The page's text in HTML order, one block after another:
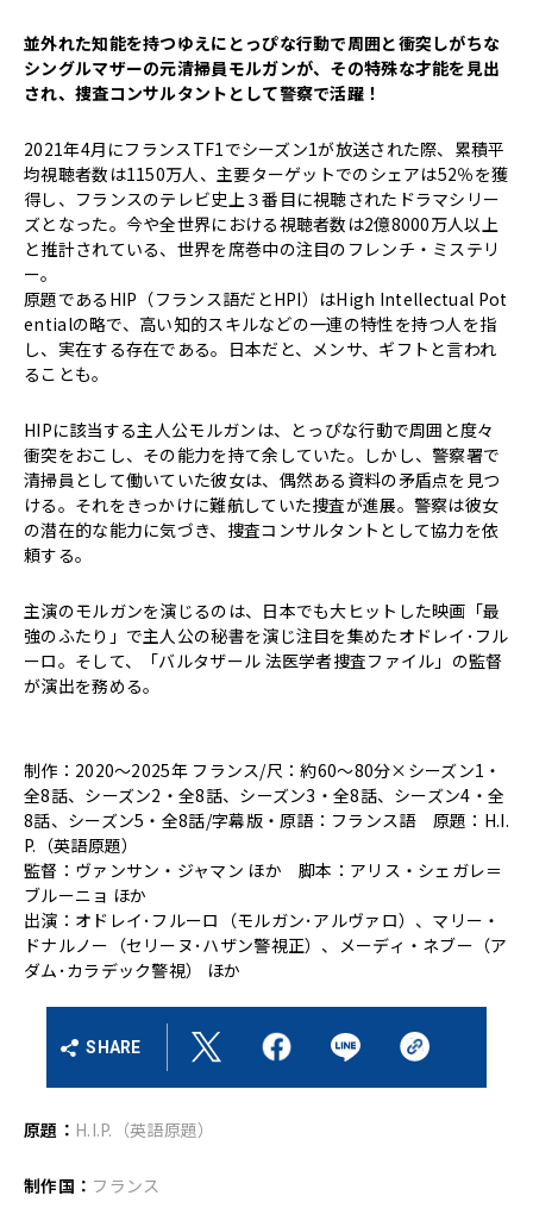
並外れた知能を持つゆえにとっぴな行動で周囲と衝突しがちな
シングルマザーの元清掃員モルガンが、その特殊な才能を見出
され、捜査コンサルタントとして警察で活躍！
2021年4月にフランスTF1でシーズン1が放送された際、累積平
均視聴者数は1150万人、主要ターゲットでのシェアは52％を獲
得し、フランスのテレビ史上３番目に視聴されたドラマシリー
ズとなった。今や全世界における視聴者数は2億8000万人以上
と推計されている、世界を席巻中の注目のフレンチ・ミステリ
ー。
原題であるHIP（フランス語だとHPI）はHigh Intellectual Pot
entialの略で、高い知的スキルなどの一連の特性を持つ人を指
し、実在する存在である。日本だと、メンサ、ギフトと言われ
ることも。
HIPに該当する主人公モルガンは、とっぴな行動で周囲と度々
衝突をおこし、その能力を持て余していた。しかし、警察署で
清掃員として働いていた彼女は、偶然ある資料の矛盾点を見つ
ける。それをきっかけに難航していた捜査が進展。警察は彼女
の潜在的な能力に気づき、捜査コンサルタントとして協力を依
頼する。
主演のモルガンを演じるのは、日本でも大ヒットした映画「最
強のふたり」で主人公の秘書を演じ注目を集めたオドレイ･フル
ーロ。そして、「バルタザール 法医学者捜査ファイル」の監督
が演出を務める。
制作：2020～2025年 フランス/尺：約60～80分×シーズン1・
全8話、シーズン2・全8話、シーズン3・全8話、シーズン4・全
8話、シーズン5・全8話/字幕版・原語：フランス語 原題：H.I.
P.（英語原題）
監督：ヴァンサン・ジャマン ほか 脚本：アリス・シェガレ＝
ブルーニョ ほか
出演：オドレイ･フルーロ（モルガン･アルヴァロ）、マリー・
ドナルノー（セリーヌ･ハザン警視正）、メーディ・ネブー（ア
ダム･カラデック警視） ほか
SHARE
原題： H.I.P.（英語原題）
制作国： フランス